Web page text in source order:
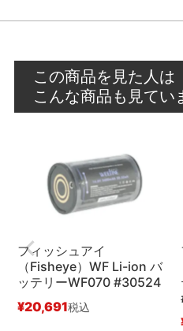
この商品を見た人は
こんな商品も見てい
フィッシュアイ
（Fisheye）WF Li-ion バ
ッテリーWF070 #30524
¥20,691税込